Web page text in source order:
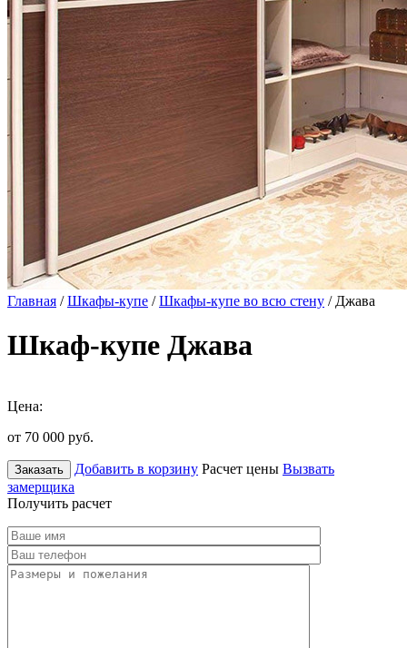
Главная /Шкафы-купе /Шкафы-купе во всю стену / Джава
Шкаф-купе Джава
Цена:
от 70 000 руб.
Заказать Добавить в корзину Расчет цены Вызвать
замерщика
Получить расчет